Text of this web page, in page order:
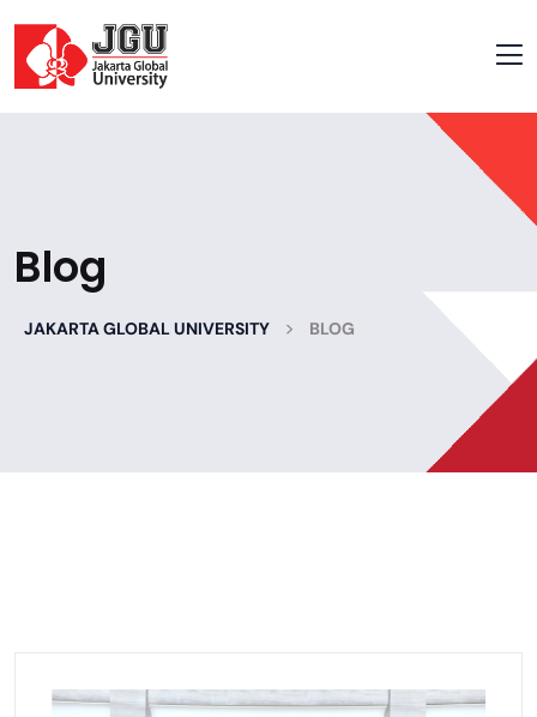
Blog
JAKARTA GLOBAL UNIVERSITY > BLOG